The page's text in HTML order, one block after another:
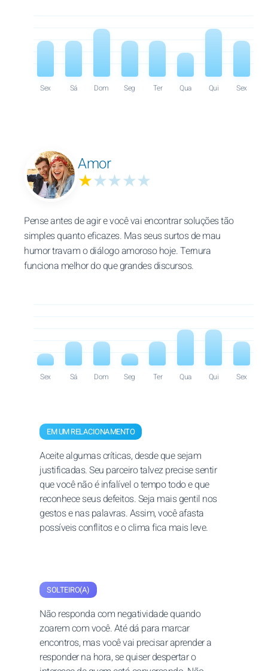
Sex Sá Dom Seg Ter Qua Qui Sex
Amor
★★★★★
Pense antes de agir e você vai encontrar soluções tão
simples quanto eficazes. Mas seus surtos de mau
humor travam o diálogo amoroso hoje. Ternura
funciona melhor do que grandes discursos.
Sex Sá Dom Seg Ter Qua Qui Sex
EM UM RELACIONAMENTO
Aceite algumas críticas, desde que sejam
justificadas. Seu parceiro talvez precise sentir
que você não é infalível o tempo todo e que
reconhece seus defeitos. Seja mais gentil nos
gestos e nas palavras. Assim, você afasta
possíveis conflitos e o clima fica mais leve.
SOLTEIRO(A)
Não responda com negatividade quando
zoarem com você. Até dá para marcar
encontros, mas você vai precisar aprender a
responder na hora, se quiser despertar o